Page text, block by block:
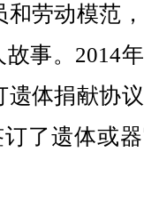
和劳动模范
事。2014
遗体捐献协
了遗体或